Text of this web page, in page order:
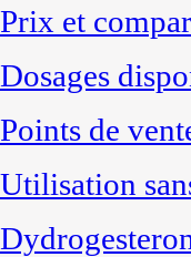
Prix et
Dosages
Points de
Utilisation